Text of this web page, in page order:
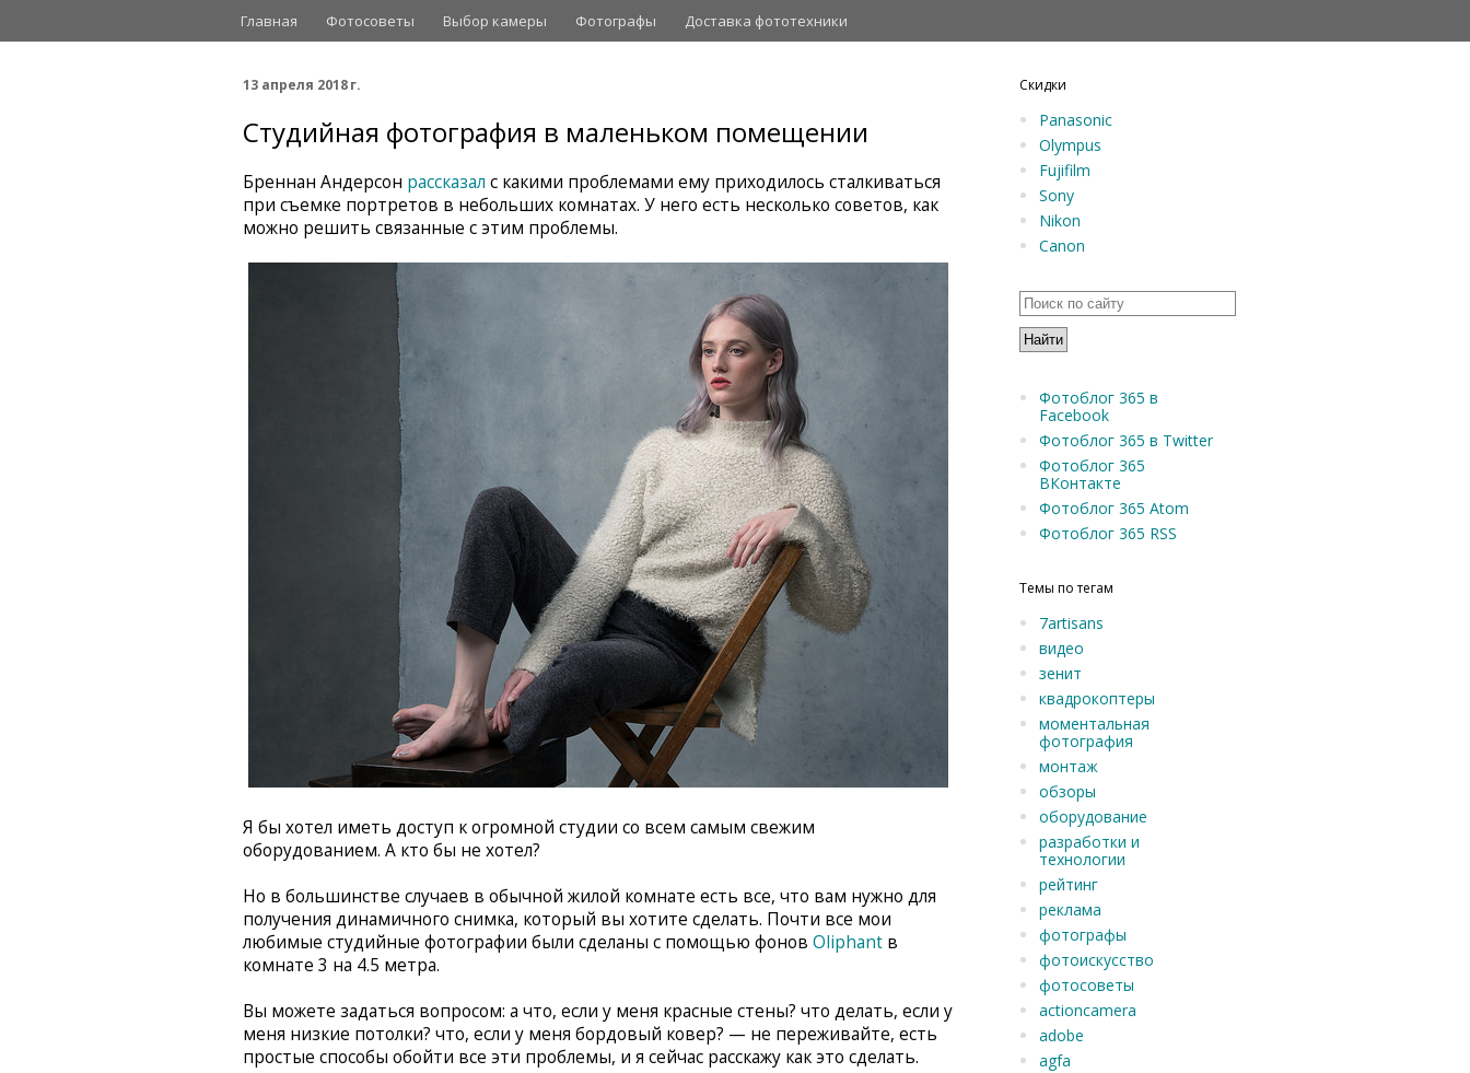
Главная Фотосоветы Выбор камеры Фотографы Доставка фототехники
13 апреля 2018 г.
Студийная фотография в маленьком помещении
Бреннан Андерсон рассказал с какими проблемами ему приходилось сталкиваться
при съемке портретов в небольших комнатах. У него есть несколько советов, как
можно решить связанные с этим проблемы.
Я бы хотел иметь доступ к огромной студии со всем самым свежим
оборудованием. А кто бы не хотел?
Но в большинстве случаев в обычной жилой комнате есть все, что вам нужно для
получения динамичного снимка, который вы хотите сделать. Почти все мои
любимые студийные фотографии были сделаны с помощью фонов Oliphant в
комнате 3 на 4.5 метра.
Вы можете задаться вопросом: а что, если у меня красные стены? что делать, если у
меня низкие потолки? что, если у меня бордовый ковер? — не переживайте, есть
простые способы обойти все эти проблемы, и я сейчас расскажу как это сделать.
Скидки
Panasonic
Olympus
Fujifilm
Sony
Nikon
Canon
Фотоблог 365 в
Facebook
Фотоблог 365 в Twitter
Фотоблог 365
ВКонтакте
Фотоблог 365 Atom
Фотоблог 365 RSS
Темы по тегам
7artisans
видео
зенит
квадрокоптеры
моментальная
фотография
монтаж
обзоры
оборудование
разработки и
технологии
рейтинг
реклама
фотографы
фотоискусство
фотосоветы
actioncamera
adobe
agfa